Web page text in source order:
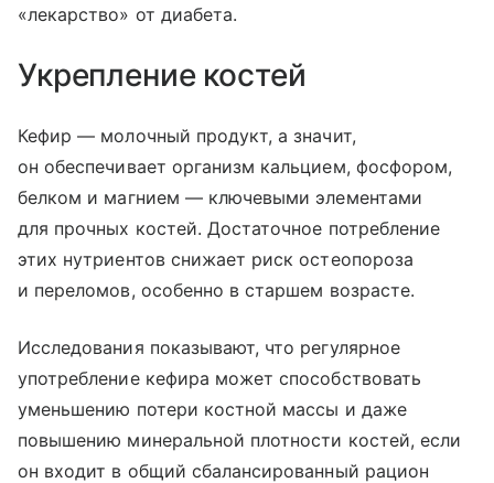
«лекарство» от диабета.
Укрепление костей
Кефир — молочный продукт, а значит,
он обеспечивает организм кальцием, фосфором,
белком и магнием — ключевыми элементами
для прочных костей. Достаточное потребление
этих нутриентов снижает риск остеопороза
и переломов, особенно в старшем возрасте.
Исследования показывают, что регулярное
употребление кефира может способствовать
уменьшению потери костной массы и даже
повышению минеральной плотности костей, если
он входит в общий сбалансированный рацион